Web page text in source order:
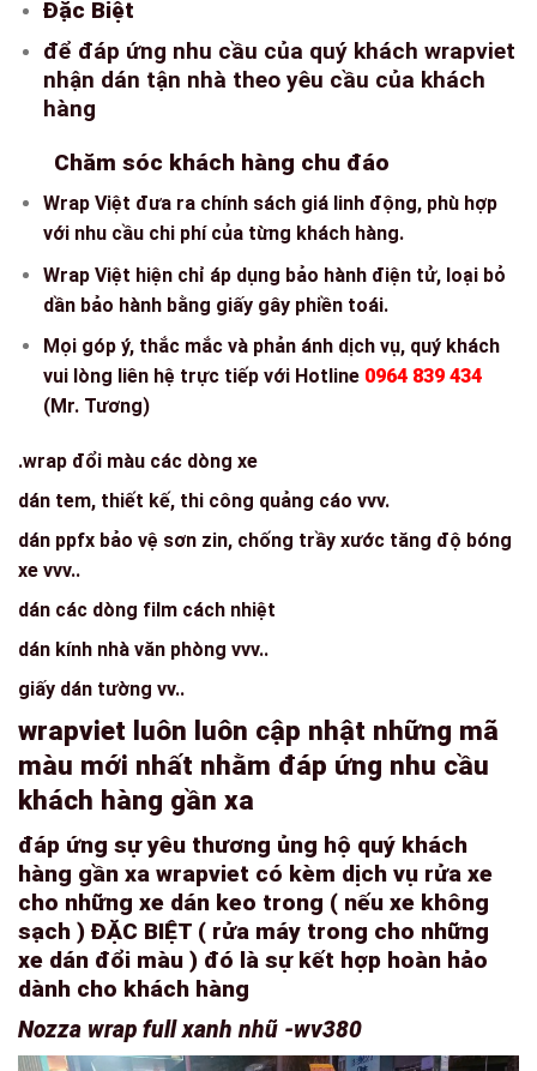
Đặc Biệt
để đáp ứng nhu cầu của quý khách wrapviet
nhận dán tận nhà theo yêu cầu của khách
hàng
Chăm sóc khách hàng chu đáo
Wrap Việt đưa ra chính sách giá linh động, phù hợp
với nhu cầu chi phí của từng khách hàng.
Wrap Việt hiện chỉ áp dụng bảo hành điện tử, loại bỏ
dần bảo hành bằng giấy gây phiền toái.
Mọi góp ý, thắc mắc và phản ánh dịch vụ, quý khách
vui lòng liên hệ trực tiếp với Hotline 0964 839 434
(Mr. Tương)
.wrap đổi màu các dòng xe
dán tem, thiết kế, thi công quảng cáo vvv.
dán ppfx bảo vệ sơn zin, chống trầy xước tăng độ bóng
xe vvv..
dán các dòng film cách nhiệt
dán kính nhà văn phòng vvv..
giấy dán tường vv..
wrapviet luôn luôn cập nhật những mã
màu mới nhất nhằm đáp ứng nhu cầu
khách hàng gần xa
đáp ứng sự yêu thương ủng hộ quý khách
hàng gần xa wrapviet có kèm dịch vụ rửa xe
cho những xe dán keo trong ( nếu xe không
sạch ) ĐẶC BIỆT ( rửa máy trong cho những
xe dán đổi màu ) đó là sự kết hợp hoàn hảo
dành cho khách hàng
Nozza wrap full xanh nhũ -wv380